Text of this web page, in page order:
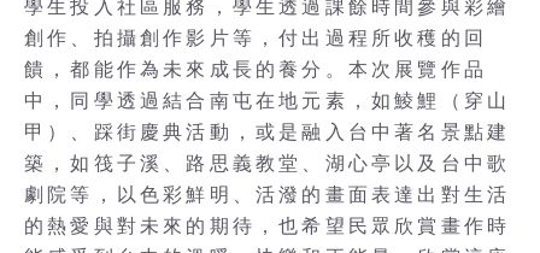
學生投入社區服務，學生透過課餘時間參與彩繪
創作、拍攝創作影片等，付出過程所收穫的回
饋，都能作為未來成長的養分。本次展覽作品
中，同學透過結合南屯在地元素，如鯪鯉（穿山
甲）、踩街慶典活動，或是融入台中著名景點建
築，如筏子溪、路思義教堂、湖心亭以及台中歌
劇院等，以色彩鮮明、活潑的畫面表達出對生活
的熱愛與對未來的期待，也希望民眾欣賞畫作時